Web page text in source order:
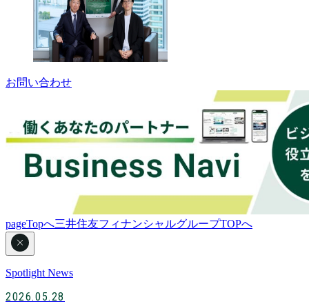
お問い合わせ
pageTopへ三井住友フィナンシャルグループTOPへ
Spotlight News
2026.05.28